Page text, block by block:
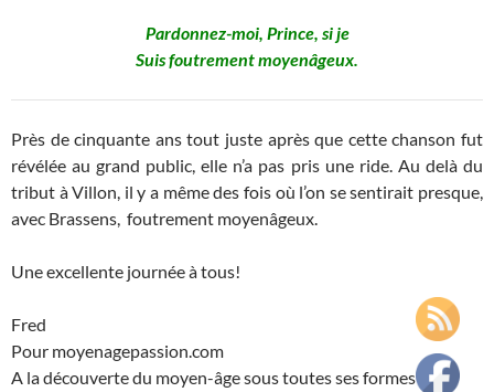
Pardonnez-moi, Prince, si je
Suis foutrement moyenâgeux.
Près de cinquante ans tout juste après que cette chanson fut
révélée au grand public, elle n’a pas pris une ride. Au delà du
tribut à Villon, il y a même des fois où l’on se sentirait presque,
avec Brassens, foutrement moyenâgeux.
Une excellente journée à tous!
Fred
Pour moyenagepassion.com
A la découverte du moyen-âge sous toutes ses formes